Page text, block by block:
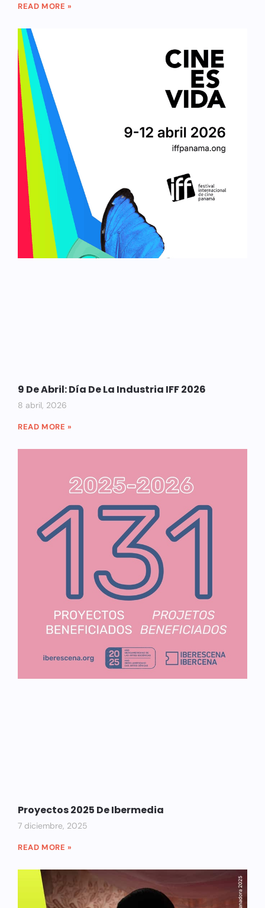
READ MORE »
9 De Abril: Día De La Industria IFF 2026
8 abril, 2026
READ MORE »
Proyectos 2025 De Ibermedia
7 diciembre, 2025
READ MORE »